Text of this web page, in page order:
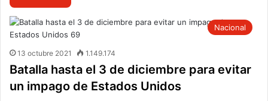
Nacional
13 octubre 2021 1.149.174
Batalla hasta el 3 de diciembre para evitar
un impago de Estados Unidos